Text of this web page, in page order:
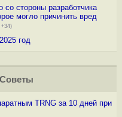
со стороны разработчика
могло причинить вред
+34)
год
Советы
TRNG за 10 дней при